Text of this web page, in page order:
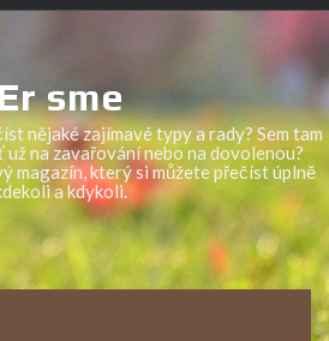
sme
nějaké zajímavé typy a rady? Sem tam
už na zavařování nebo na dovolenou?
magazín, který si můžete přečíst úplně
a kdykoli.